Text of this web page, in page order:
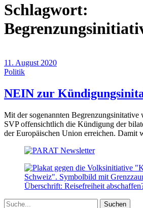
Schlagwort:
11. August 2020
Politik
NEIN zur
Mit der sogenannten Begrenzungsinitative
SVP offensichtlich die Kündigung der
der Europäischen Union erreichen.
Suche